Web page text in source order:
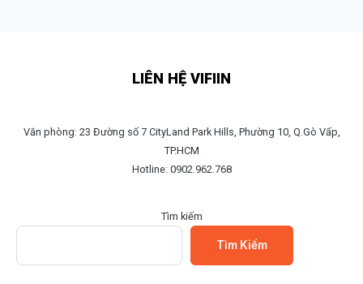
LIÊN HỆ VIFIIN
Văn phòng: 23 Đường số 7 CityLand Park Hills, Phường 10, Q.Gò Vấp,
TP.HCM
Hotline: 0902.962.768
Tìm kiếm
Tìm Kiếm